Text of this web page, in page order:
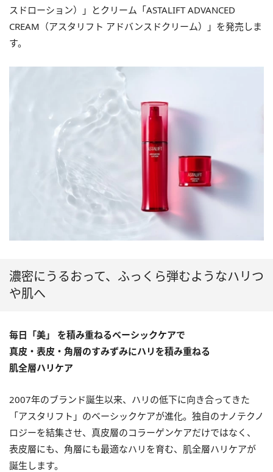
スドローション）」とクリーム「ASTALIFT ADVANCED
CREAM（アスタリフト アドバンスドクリーム）」を発売しま
す。
濃密にうるおって、ふっくら弾むようなハリつ
や肌へ
毎日「美」 を積み重ねるベーシックケアで
真皮・表皮・角層のすみずみにハリを積み重ねる
肌全層ハリケア
2007年のブランド誕生以来、ハリの低下に向き合ってきた
「アスタリフト」のベーシックケアが進化。独自のナノテクノ
ロジーを結集させ、真皮層のコラーゲンケアだけではなく、
表皮層にも、角層にも最適なハリを育む、肌全層ハリケアが
誕生します。